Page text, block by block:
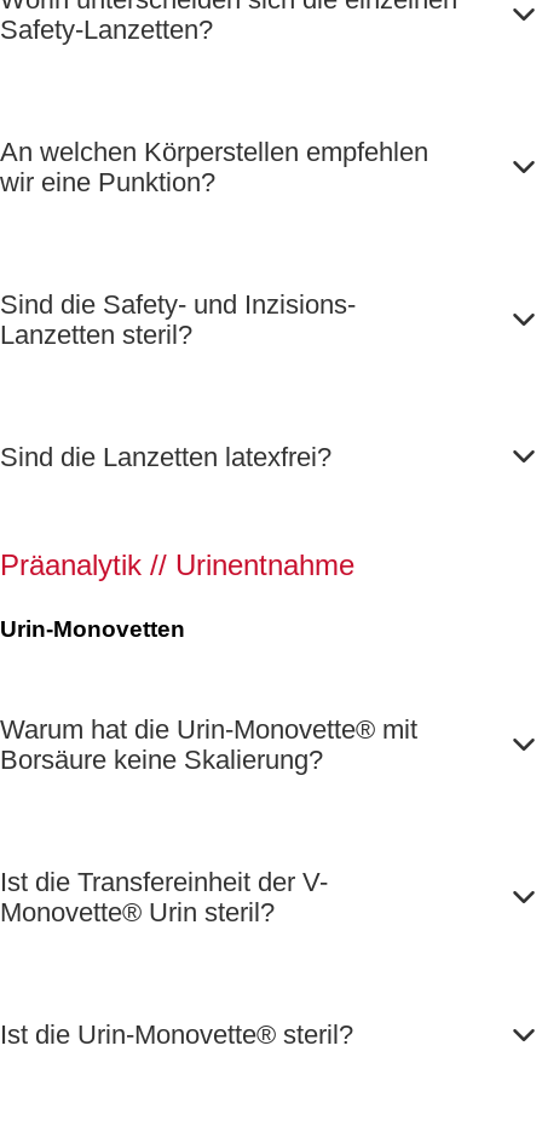
Safety-Lanzetten?
An welchen Körperstellen empfehlen
wir eine Punktion?
Sind die Safety- und Inzisions-
Lanzetten steril?
Sind die Lanzetten latexfrei?
Präanalytik // Urinentnahme
Urin-Monovetten
Warum hat die Urin-Monovette® mit
Borsäure keine Skalierung?
Ist die Transfereinheit der V-
Monovette® Urin steril?
Ist die Urin-Monovette® steril?